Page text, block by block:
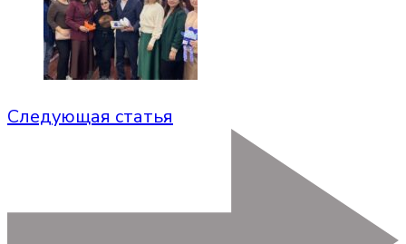
Следующая статья